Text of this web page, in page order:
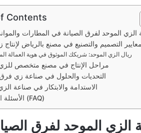
Contents
الزي الموحد لفرق الصيانة في المطارات
معايير التصميم والتصنيع في مصنع بالرياض
ريال الزي الموحد: شريكك الموثوق في هوية العمالة
مراحل الإنتاج في مصنع متخصص
التحديات والحلول في صناعة زي فرق
الاستدامة والابتكار في صناعة
الأسئلة المتكررة (FAQ)
الزي الموحد لفرق